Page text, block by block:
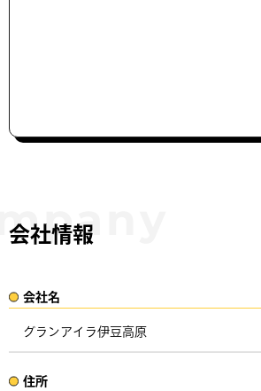
会社情報
会社名​
グランアイラ伊豆高原
住所​​